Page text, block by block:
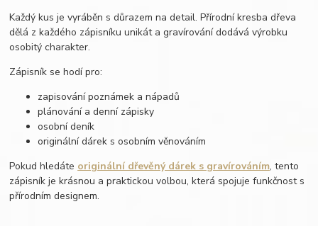
Každý kus je vyráběn s důrazem na detail. Přírodní kresba dřeva
dělá z každého zápisníku unikát a gravírování dodává výrobku
osobitý charakter.
Zápisník se hodí pro:
zapisování poznámek a nápadů
plánování a denní zápisky
osobní deník
originální dárek s osobním věnováním
Pokud hledáte originální dřevěný dárek s gravírováním, tento
zápisník je krásnou a praktickou volbou, která spojuje funkčnost s
přírodním designem.